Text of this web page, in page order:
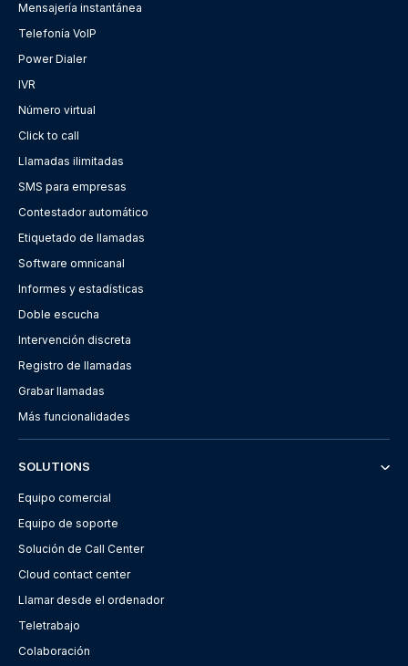
Mensajería instantánea
Telefonía VoIP
Power Dialer
IVR
Número virtual
Click to call
Llamadas ilimitadas
SMS para empresas
Contestador automático
Etiquetado de llamadas
Software omnicanal
Informes y estadísticas
Doble escucha
Intervención discreta
Registro de llamadas
Grabar llamadas
Más funcionalidades
SOLUTIONS
Equipo comercial
Equipo de soporte
Solución de Call Center
Cloud contact center
Llamar desde el ordenador
Teletrabajo
Colaboración